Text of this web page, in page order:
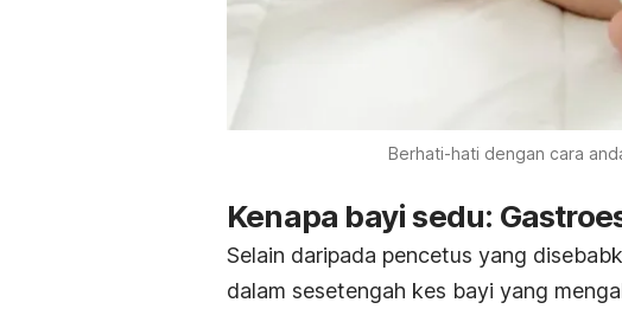
Berhati-hati dengan cara
Kenapa bayi sedu:
Selain daripada pencetus yang
dalam sesetengah kes bayi yang